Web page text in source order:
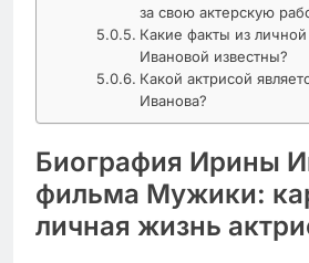
за свою актерскую
Какие факты из
Ивановой известны?
Какой актрисой
Иванова?
Биография Ирины
фильма Мужики:
личная жизнь